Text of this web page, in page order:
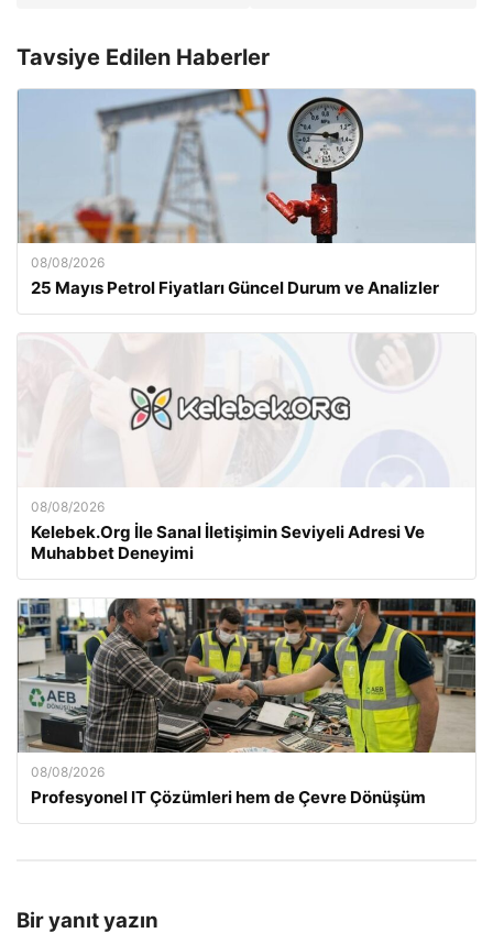
Tavsiye Edilen Haberler
08/08/2026
25 Mayıs Petrol Fiyatları Güncel Durum ve Analizler
08/08/2026
Kelebek.Org İle Sanal İletişimin Seviyeli Adresi Ve
Muhabbet Deneyimi
08/08/2026
Profesyonel IT Çözümleri hem de Çevre Dönüşüm
Bir yanıt yazın